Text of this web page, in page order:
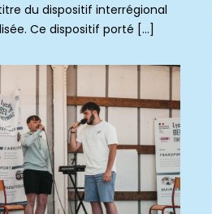
du dispositif interrégional
Ce dispositif porté […]